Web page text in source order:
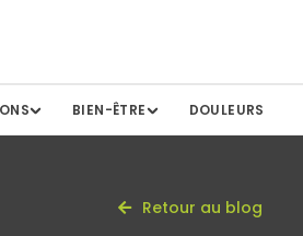
BIEN-ÊTRE DOULEURS
Retour au blog